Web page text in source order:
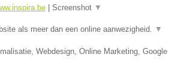
Screenshot ▼
als meer dan een online aanwezigheid. ▼
Webdesign, Online Marketing, Google